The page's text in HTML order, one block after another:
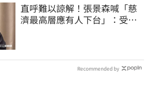
直呼難以諒解！張景森喊「慈
濟最高層應有人下台」：受害
Recommended by